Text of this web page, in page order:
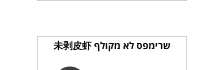
שרימפס לא מקולף 未剥皮虾